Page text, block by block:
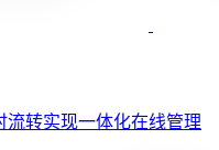
转实现一体化在线管理